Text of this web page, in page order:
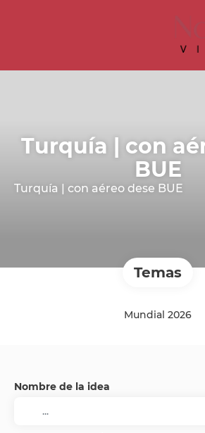
Turquía | con
BUE
Turquía | con aéreo dese BUE
Temas
Mundial 2026
Nombre de la idea